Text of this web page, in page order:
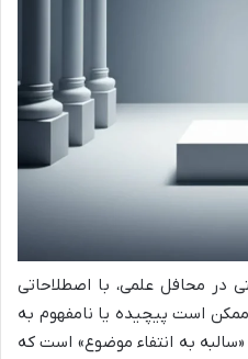
در محافل علمی، با اصطلاحاتی
است پیچیده یا نامفهوم به
به انتفاء موضوع» است که